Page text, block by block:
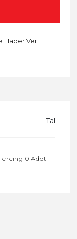
Haber Ver
Taksit
Adet